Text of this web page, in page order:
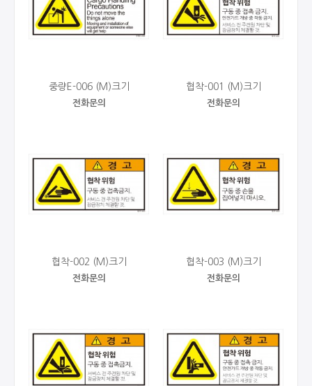
중량E-006 (M)크기
전화문의
협착-001 (M)크기
전화문의
협착-002 (M)크기
전화문의
협착-003 (M)크기
전화문의